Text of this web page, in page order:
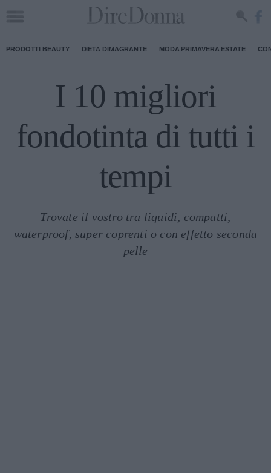
PRODOTTI BEAUTY DIETA DIMAGRANTE MODA PRIMAVERA ESTATE
I 10 migliori
fondotinta di tutti i
tempi
Trovate il vostro tra liquidi, compatti,
waterproof, super coprenti o con effetto seconda
pelle